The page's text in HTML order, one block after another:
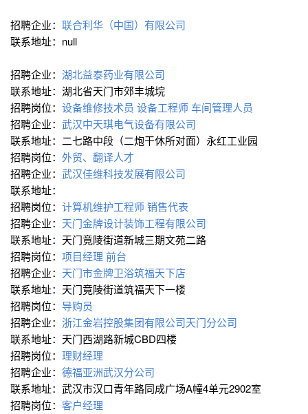
招聘企业： 联合利华（中国）有限公司
联系地址：null
招聘企业： 湖北益泰药业有限公司
联系地址：湖北省天门市郊丰城垸
招聘岗位： 设备维修技术员 设备工程师 车间管理人员
招聘企业： 武汉中天琪电气设备有限公司
联系地址：二七路中段（二炮干休所对面）永红工业园
招聘岗位： 外贸、翻译人才
招聘企业： 武汉佳维科技发展有限公司
联系地址：
招聘岗位： 计算机维护工程师销售代表
招聘企业： 天门金牌设计装饰工程有限公司
联系地址：天门竟陵街道新城三期文苑二路
招聘岗位： 项目经理 前台
招聘企业： 天门市金牌卫浴筑福天下店
联系地址：天门竟陵街道筑福天下一楼
招聘岗位： 导购员
招聘企业： 浙江金岩控股集团有限公司天门分公司
联系地址：天门西湖路新城CBD四楼
招聘岗位： 理财经理
招聘企业： 德福亚洲武汉分公司
联系地址：武汉市汉口青年路同成广场A幢4单元2902室
招聘岗位： 客户经理